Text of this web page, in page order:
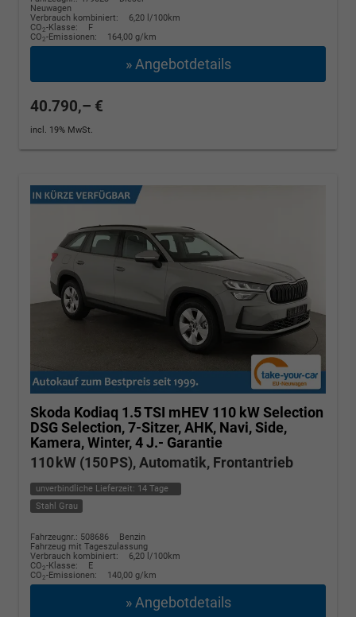
Neuwagen
Verbrauch kombiniert:
6,20 l/100km
CO2-Klasse:
F
CO2-Emissionen: 164,00 g/km
» Angebotdetails
40.790,– €
incl. 19% MwSt.
Skoda Kodiaq 1.5 TSI mHEV 110 kW Selection
DSG Selection, 7-Sitzer, AHK, Navi, Side,
Kamera, Winter, 4 J.- Garantie
110 kW (150 PS), Automatik, Frontantrieb
unverbindliche Lieferzeit: 14 Tage
Stahl Grau
Fahrzeugnr.: 508686
Benzin
Fahrzeug mit Tageszulassung
Verbrauch kombiniert:
6,20 l/100km
CO2-Klasse:
E
CO2-Emissionen: 140,00 g/km
» Angebotdetails